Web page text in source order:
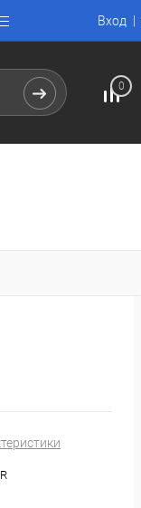
Вход
0